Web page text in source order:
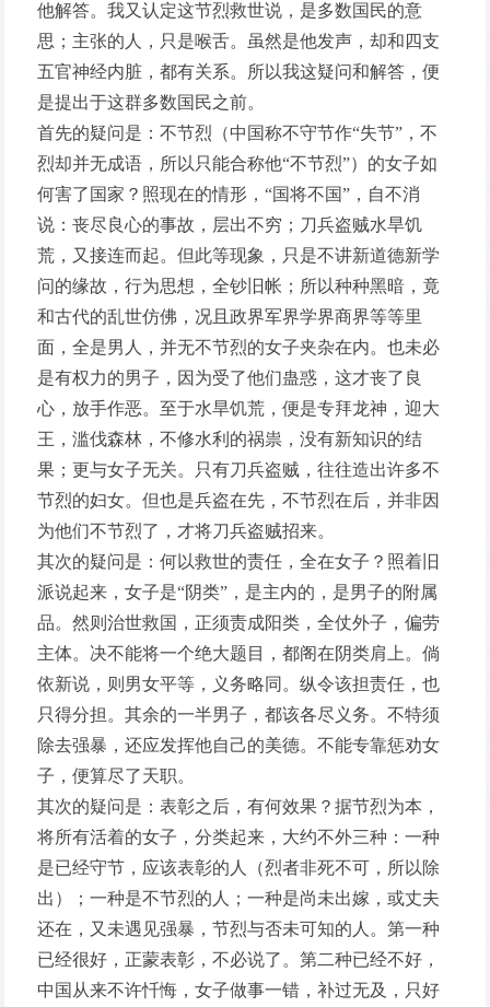
他解答。我又认定这节烈救世说，是多数国民的意
思；主张的人，只是喉舌。虽然是他发声，却和四支
五官神经内脏，都有关系。所以我这疑问和解答，便
是提出于这群多数国民之前。
首先的疑问是：不节烈（中国称不守节作“失节”，不
烈却并无成语，所以只能合称他“不节烈”）的女子如
何害了国家？照现在的情形，“国将不国”，自不消
说：丧尽良心的事故，层出不穷；刀兵盗贼水旱饥
荒，又接连而起。但此等现象，只是不讲新道德新学
问的缘故，行为思想，全钞旧帐；所以种种黑暗，竟
和古代的乱世仿佛，况且政界军界学界商界等等里
面，全是男人，并无不节烈的女子夹杂在内。也未必
是有权力的男子，因为受了他们蛊惑，这才丧了良
心，放手作恶。至于水旱饥荒，便是专拜龙神，迎大
王，滥伐森林，不修水利的祸祟，没有新知识的结
果；更与女子无关。只有刀兵盗贼，往往造出许多不
节烈的妇女。但也是兵盗在先，不节烈在后，并非因
为他们不节烈了，才将刀兵盗贼招来。
其次的疑问是：何以救世的责任，全在女子？照着旧
派说起来，女子是“阴类”，是主内的，是男子的附属
品。然则治世救国，正须责成阳类，全仗外子，偏劳
主体。决不能将一个绝大题目，都阁在阴类肩上。倘
依新说，则男女平等，义务略同。纵令该担责任，也
只得分担。其余的一半男子，都该各尽义务。不特须
除去强暴，还应发挥他自己的美德。不能专靠惩劝女
子，便算尽了天职。
其次的疑问是：表彰之后，有何效果？据节烈为本，
将所有活着的女子，分类起来，大约不外三种：一种
是已经守节，应该表彰的人（烈者非死不可，所以除
出）；一种是不节烈的人；一种是尚未出嫁，或丈夫
还在，又未遇见强暴，节烈与否未可知的人。第一种
已经很好，正蒙表彰，不必说了。第二种已经不好，
中国从来不许忏悔，女子做事一错，补过无及，只好